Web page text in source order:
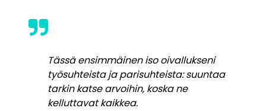
Tässä ensimmäinen iso oivallukseni
työsuhteista ja parisuhteista: suuntaa
tarkin katse arvoihin, koska ne
kelluttavat kaikkea.